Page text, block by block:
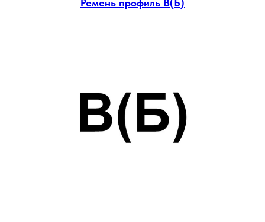
Ремень профиль В(Б)